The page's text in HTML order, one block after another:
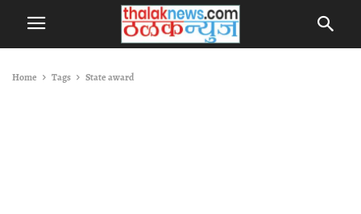
Home Tags State award